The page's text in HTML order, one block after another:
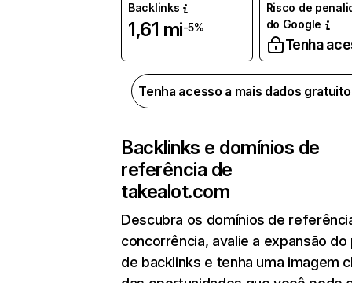
Backlinks
1,61 mi-5%
Risco de
do Google
Tenha
Tenha acesso a mais dados
Backlinks e domínios de
referência de
takealot.com
Descubra os domínios de
concorrência, avalie a expansão
de backlinks e tenha uma imagem